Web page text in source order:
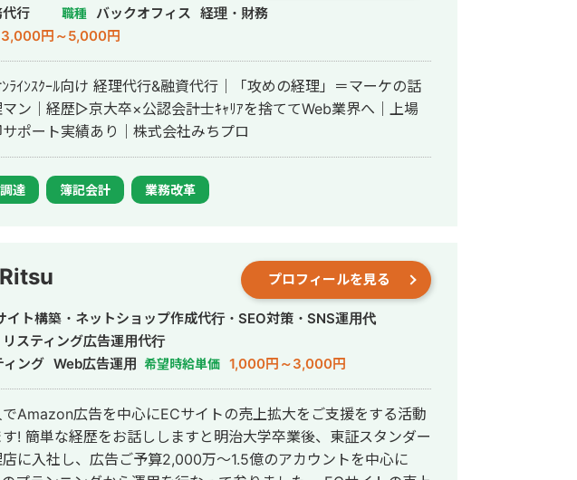
行 職種 バックオフィス 経理・財務
3,000円～5,000円
ﾗｲﾝｽｸｰﾙ向け 経理代行&融資代行｜「攻めの経理」＝マーケの話
ン｜経歴▷京大卒×公認会計士ｷｬﾘｱを捨ててWeb業界へ｜上場
ポート実績あり｜株式会社みちプロ
達 簿記会計 業務改革
プロフィールを見る
イト構築・ネットショップ作成代行・SEO対策・SNS運用代
スティング広告運用代行
ィング Web広告運用 希望時給単価 1,000円～3,000円
Amazon広告を中心にECサイトの売上拡大をご支援をする活動
スタンダー
店に入社し、広告ご予算2,000万〜1.5億のアカウントを中心に